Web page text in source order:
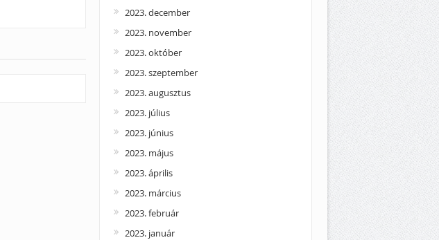
2023. december
2023. november
2023. október
2023. szeptember
2023. augusztus
2023. július
2023. június
2023. május
2023. április
2023. március
2023. február
2023. január